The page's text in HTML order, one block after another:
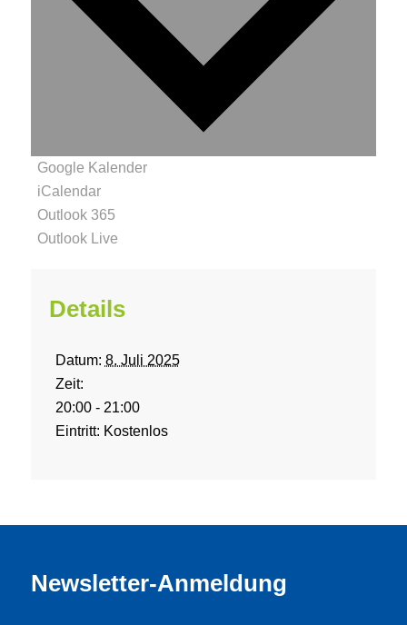
Google Kalender
iCalendar
Outlook 365
Outlook Live
Details
Datum: 8. Juli 2025
Zeit:
20:00 - 21:00
Eintritt: Kostenlos
Newsletter-Anmeldung